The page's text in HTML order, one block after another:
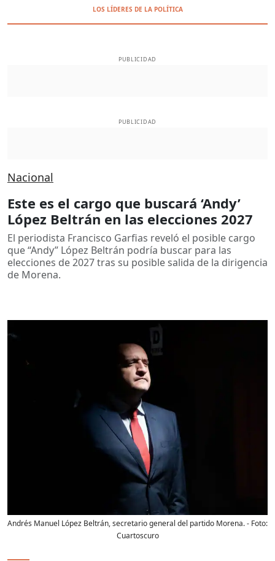
LOS LÍDERES DE LA POLÍTICA
PUBLICIDAD
PUBLICIDAD
Nacional
Este es el cargo que buscará ‘Andy’
López Beltrán en las elecciones 2027
El periodista Francisco Garfias reveló el posible cargo
que “Andy” López Beltrán podría buscar para las
elecciones de 2027 tras su posible salida de la dirigencia
de Morena.
Andrés Manuel López Beltrán, secretario general del partido Morena.- Foto:
Cuartoscuro